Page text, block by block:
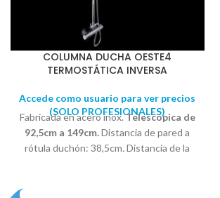
COLUMNA DUCHA OESTE4
TERMOSTÁTICA INVERSA
Accede como usuario para ver precios
(SOLO PROFESIONALES)
Fabricada en acero inox.Telescópica de
92,5cm a 149cm.Distancia de pared a
rótula duchón: 38,5cm.Distancia de la